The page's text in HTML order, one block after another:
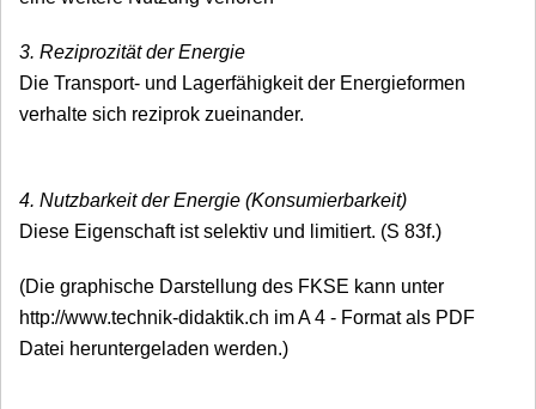
3. Reziprozität der Energie
Die Transport- und Lagerfähigkeit der Energieformen
verhalte sich reziprok zueinander.
4. Nutzbarkeit der Energie (Konsumierbarkeit)
Diese Eigenschaft ist selektiv und limitiert. (S 83f.)
(Die graphische Darstellung des FKSE kann unter
http://www.technik-didaktik.ch im A 4 - Format als PDF
Datei heruntergeladen werden.)